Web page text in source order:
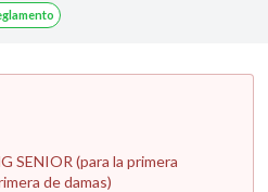
SENIOR (para la primera
de damas)